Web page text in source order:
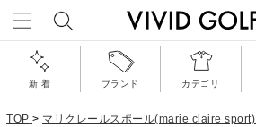
新 着 ブランド カテゴリ
TOP > マリクレールスポール(marie claire sport)